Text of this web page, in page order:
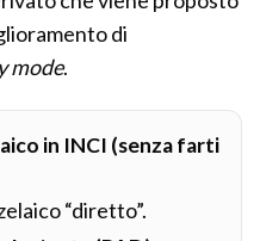
di
mode.
in INCI (senza farti
“diretto”.